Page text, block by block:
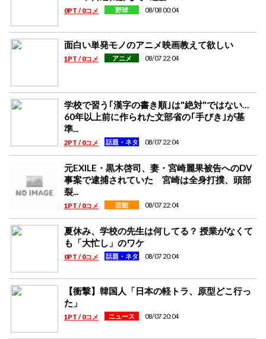
0PT / 0コメ 野球 08/08 00:04
面白い単発モノのアニメ映画教えて欲しい
1PT / 0コメ アニメ 08/07 22:04
学校で習う｢漢字の書き順｣は"絶対"ではない…
60年以上前に作られた文部省の｢手びき｣が基
準...
2PT / 0コメ 話題・ネタ 08/07 22:04
元EXILE・黒木啓司、妻・宮崎麗果被告へのDV
事案で逮捕されていた 宮崎は全身打撲、頭部
裂...
1PT / 0コメ 芸能 08/07 22:04
夏休み、学校の先生は何してる？ 授業がなくて
も「大忙し」のワケ
0PT / 0コメ 話題・ネタ 08/07 20:04
【衝撃】韓国人「日本の軽トラ、原型どこ行っ
た」
1PT / 0コメ ニュース 08/07 20:04